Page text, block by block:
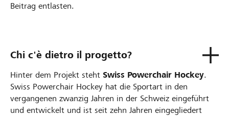
Beitrag entlasten.
Chi c'è dietro il progetto?
Hinter dem Projekt steht Swiss Powerchair Hockey.
Swiss Powerchair Hockey hat die Sportart in den
vergangenen zwanzig Jahren in der Schweiz eingeführt
und entwickelt und ist seit zehn Jahren eingegliedert